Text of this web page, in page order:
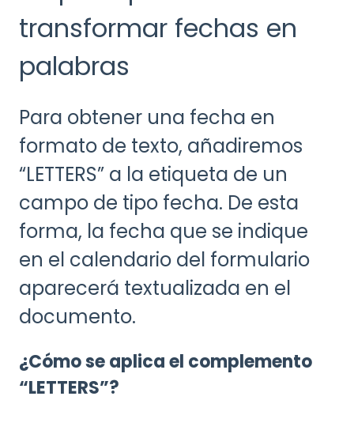
transformar fechas en
palabras
Para obtener una fecha en
formato de texto, añadiremos
“LETTERS” a la etiqueta de un
campo de tipo fecha. De esta
forma, la fecha que se indique
en el calendario del formulario
aparecerá textualizada en el
documento.
¿Cómo se aplica el complemento
“LETTERS”?